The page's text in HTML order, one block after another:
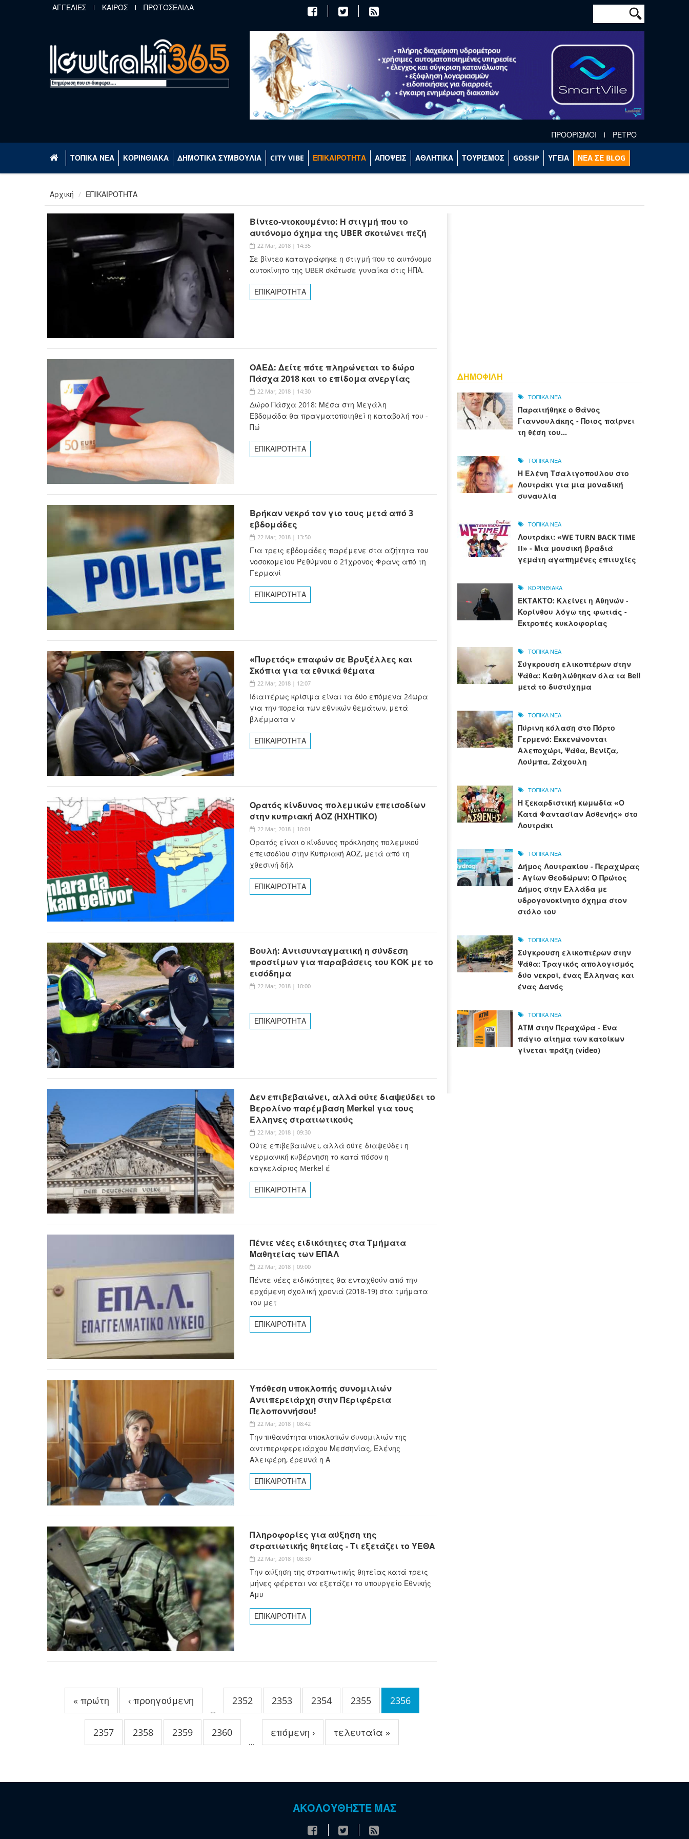
Παράκαμψη προς το κυρίως περιεχόμενο
ΑΓΓΕΛΙΕΣ ΚΑΙΡΟΣ ΠΡΩΤΟΣΕΛΙΔΑ Φόρμα
Αναζήτηση
ΠΡΟΟΡΙΣΜΟΙ ΡΕΤΡΟ
ΤΟΠΙΚΑ ΝΕΑ ΚΟΡΙΝΘΙΑΚΑ ΔΗΜΟΤΙΚΑ ΣΥΜΒΟΥΛΙΑ CITY VIBE ΕΠΙΚΑΙΡΟΤΗΤΑ ΑΠΟΨΕΙΣ ΑΘΛΗΤΙΚΑ ΤΟΥΡΙΣΜΟΣ GOSSIP ΥΓΕΙΑ ΝΕΑ ΣΕ BLOG
Αρχική ΕΠΙΚΑΙΡΟΤΗΤΑ
Βίντεο-ντοκουμέντο: Η στιγμή που το
αυτόνομο όχημα της UBER σκοτώνει πεζή
22 Mar, 2018 | 14:35
Σε βίντεο καταγράφηκε η στιγμή που το αυτόνομο
αυτοκίνητο της UBER σκότωσε γυναίκα στις ΗΠΑ.
ΕΠΙΚΑΙΡΟΤΗΤΑ
ΟΑΕΔ: Δείτε πότε πληρώνεται το δώρο
Πάσχα 2018 και το επίδομα ανεργίας
22 Mar, 2018 | 14:30
Δώρο Πάσχα 2018: Μέσα στη Μεγάλη
Εβδομάδα θα πραγματοποιηθεί η καταβολή του -
Πώ
ΕΠΙΚΑΙΡΟΤΗΤΑ
Βρήκαν νεκρό τον γιο τους μετά από 3
εβδομάδες
22 Mar, 2018 | 13:50
Για τρεις εβδομάδες παρέμενε στα αζήτητα του
νοσοκομείου Ρεθύμνου ο 21χρονος Φρανς από τη
Γερμανί
ΕΠΙΚΑΙΡΟΤΗΤΑ
«Πυρετός» επαφών σε Βρυξέλλες και
Σκόπια για τα εθνικά θέματα
22 Mar, 2018 | 12:07
Ιδιαιτέρως κρίσιμα είναι τα δύο επόμενα 24ωρα
για την πορεία των εθνικών θεμάτων, μετά
βλέμματα ν
ΕΠΙΚΑΙΡΟΤΗΤΑ
Ορατός κίνδυνος πολεμικών επεισοδίων
στην κυπριακή ΑΟΖ (ΗΧΗΤΙΚΟ)
22 Mar, 2018 | 10:01
Ορατός είναι ο κίνδυνος πρόκλησης πολεμικού
επεισοδίου στην Κυπριακή ΑΟΖ, μετά από τη
χθεσινή δήλ
ΕΠΙΚΑΙΡΟΤΗΤΑ
Βουλή: Αντισυνταγματική η σύνδεση
προστίμων για παραβάσεις του ΚΟΚ με το
εισόδημα
22 Mar, 2018 | 10:00
ΕΠΙΚΑΙΡΟΤΗΤΑ
Δεν επιβεβαιώνει, αλλά ούτε διαψεύδει το
Βερολίνο παρέμβαση Merkel για τους
Έλληνες στρατιωτικούς
22 Mar, 2018 | 09:30
Ούτε επιβεβαιώνει, αλλά ούτε διαψεύδει η
γερμανική κυβέρνηση το κατά πόσον η
καγκελάριος Merkel έ
ΕΠΙΚΑΙΡΟΤΗΤΑ
Πέντε νέες ειδικότητες στα Τμήματα
Μαθητείας των ΕΠΑΛ
22 Mar, 2018 | 09:00
Πέντε νέες ειδικότητες θα ενταχθούν από την
ερχόμενη σχολική χρονιά (2018-19) στα τμήματα
του μετ
ΕΠΙΚΑΙΡΟΤΗΤΑ
Υπόθεση υποκλοπής συνομιλιών
Αντιπερειάρχη στην Περιφέρεια
Πελοποννήσου!
22 Mar, 2018 | 08:42
Την πιθανότητα υποκλοπών συνομιλιών της
αντιπεριφερειάρχου Μεσσηνίας, Ελένης
Αλειφέρη, έρευνά η Α
ΕΠΙΚΑΙΡΟΤΗΤΑ
Πληροφορίες για αύξηση της
στρατιωτικής θητείας - Τι εξετάζει το ΥΕΘΑ
22 Mar, 2018 | 08:30
Την αύξηση της στρατιωτικής θητείας κατά τρεις
μήνες φέρεται να εξετάζει το υπουργείο Εθνικής
Άμυ
ΕΠΙΚΑΙΡΟΤΗΤΑ
« πρώτη ‹ προηγούμενη
…
2352 2353 2354 2355 2356
2357 2358 2359 2360
…
επόμενη › τελευταία »
ΔΗΜΟΦΙΛΗ
ΤΟΠΙΚΑ ΝΕΑ
Παραιτήθηκε ο Θάνος
Γιαννουλάκης - Ποιος παίρνει
τη θέση του...
ΤΟΠΙΚΑ ΝΕΑ
Η Ελένη Τσαλιγοπούλου στο
Λουτράκι για μια μοναδική
συναυλία
ΤΟΠΙΚΑ ΝΕΑ
Λουτράκι: «WE TURN BACK TIME
II» - Μια μουσική βραδιά
γεμάτη αγαπημένες επιτυχίες
ΚΟΡΙΝΘΙΑΚΑ
ΕΚΤΑΚΤΟ: Κλείνει η Αθηνών -
Κορίνθου λόγω της φωτιάς -
Εκτροπές κυκλοφορίας
ΤΟΠΙΚΑ ΝΕΑ
Σύγκρουση ελικοπτέρων στην
Ψάθα: Καθηλώθηκαν όλα τα Bell
μετά το δυστύχημα
ΤΟΠΙΚΑ ΝΕΑ
Πύρινη κόλαση στο Πόρτο
Γερμενό: Εκκενώνονται
Αλεποχώρι, Ψάθα, Βενίζα,
Λούμπα, Ζάχουλη
ΤΟΠΙΚΑ ΝΕΑ
Η ξεκαρδιστική κωμωδία «Ο
Κατά Φαντασίαν Ασθενής» στο
Λουτράκι
ΤΟΠΙΚΑ ΝΕΑ
Δήμος Λουτρακίου - Περαχώρας
- Αγίων Θεοδώρων: Ο Πρώτος
Δήμος στην Ελλάδα με
υδρογονοκίνητο όχημα στον
στόλο του
ΤΟΠΙΚΑ ΝΕΑ
Σύγκρουση ελικοπτέρων στην
Ψάθα: Τραγικός απολογισμός
δύο νεκροί, ένας Έλληνας και
ένας Δανός
ΤΟΠΙΚΑ ΝΕΑ
ΑΤΜ στην Περαχώρα - Ένα
πάγιο αίτημα των κατοίκων
γίνεται πράξη (video)
ΑΚΟΛΟΥΘΗΣΤΕ ΜΑΣ